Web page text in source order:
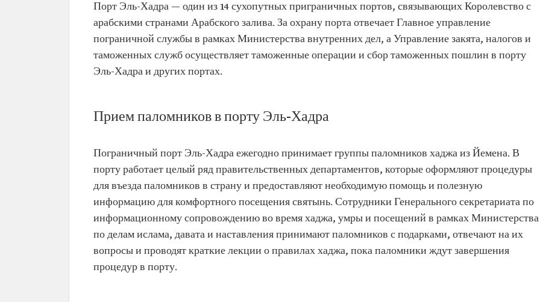
Порт Эль-Хадра — один из 14 сухопутных приграничных портов, связывающих Королевство с
арабскими странами Арабского залива. За охрану порта отвечает Главное управление
пограничной службы в рамках Министерства внутренних дел, а Управление закята, налогов и
таможенных служб осуществляет таможенные операции и сбор таможенных пошлин в порту
Эль-Хадра и других портах.
Прием паломников в порту Эль-Хадра
Пограничный порт Эль-Хадра ежегодно принимает группы паломников хаджа из Йемена. В
порту работает целый ряд правительственных департаментов, которые оформляют процедуры
для въезда паломников в страну и предоставляют необходимую помощь и полезную
информацию для комфортного посещения святынь. Сотрудники Генерального секретариата по
информационному сопровождению во время хаджа, умры и посещений в рамках Министерства
по делам ислама, давата и наставления принимают паломников с подарками, отвечают на их
вопросы и проводят краткие лекции о правилах хаджа, пока паломники ждут завершения
процедур в порту.